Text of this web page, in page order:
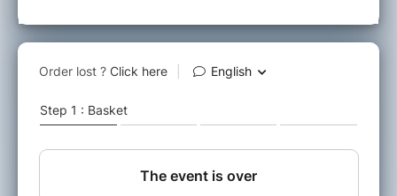
Festival Nuits des Forêts, une invitation à
et à rencontrer les femmes et les hommes
ou s’en inspirent…
Du 7 au 16 Juin nous vous invitons à
Sensibles du Département.